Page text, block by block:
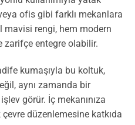
ofis gibi farklı mekanlara
mavisi rengi, hem modern
zarifçe entegre olabilir.
kumaşıyla bu koltuk,
aynı zamanda bir
görür. İç mekanınıza
düzenlemesine katkıda